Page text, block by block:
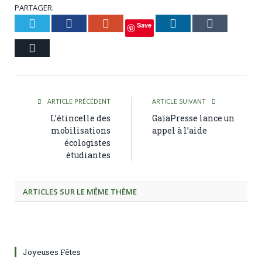
PARTAGER.
Twitter Facebook Google+
Save LinkedIn
ARTICLE PRÉCÉDENT
L’étincelle des
mobilisations
écologistes
étudiantes
ARTICLE SUIVANT
GaïaPresse lance un
appel à l’aide
ARTICLES SUR LE MÊME THÈME
Joyeuses Fêtes